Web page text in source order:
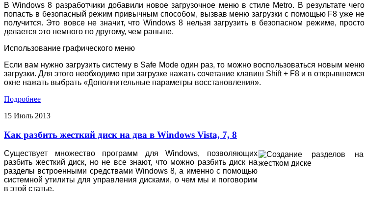
B Windows 8 разработчики добавили новое загрузочное меню в стиле Metro. В результате чего
попасть в безопасный режим привычным способом, вызвав меню загрузки с помощью F8 уже не
получится. Это вовсе не значит, что Windows 8 нельзя загрузить в безопасном режиме, просто
делается это немного по другому, чем раньше.
Использование графического меню
Если вам нужно загрузить систему в Safe Mode один раз, то можно воспользоваться новым меню
загрузки. Для этого необходимо при загрузке нажать сочетание клавиш Shift + F8 и в открывшемся
окне нажать выбрать «Дополнительные параметры восстановления».
Подробнее
15 Июль 2013
Как разбить жесткий диск на два в Windows Vista, 7, 8
Существует множество программ для Windows, позволяющих
разбить жесткий диск, но не все знают, что можно разбить диск на
разделы встроенными средствами Windows 8, а именно с помощью
системной утилиты для управления дисками, о чем мы и поговорим
в этой статье.